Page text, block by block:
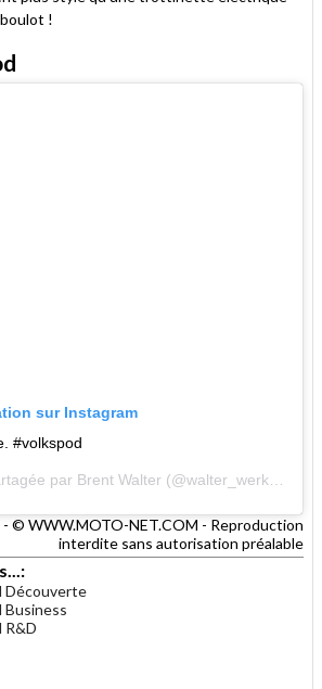
!
sur Instagram
#volkspod
par Brent Walter (@walter_werks) le 5 Nov. 2019 à 1 :57 PST
© WWW.MOTO-NET.COM - Reproduction
interdite sans autorisation préalable
Découverte
Business
R&D